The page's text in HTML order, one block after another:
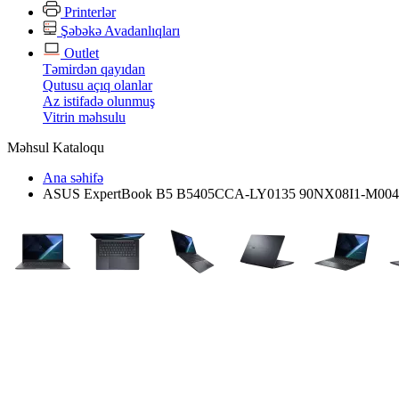
Printerlər
Şəbəkə Avadanlıqları
Outlet
Təmirdən qayıdan
Qutusu açıq olanlar
Az istifadə olunmuş
Vitrin məhsulu
Məhsul Kataloqu
Ana səhifə
ASUS ExpertBook B5 B5405CCA-LY0135 90NX08I1-